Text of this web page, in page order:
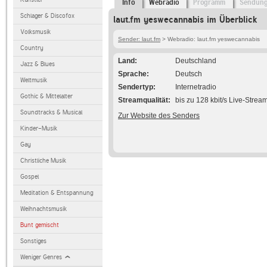
Schlager & Discofox
Volksmusik
Country
Jazz & Blues
Weltmusik
Gothic & Mittelalter
Soundtracks & Musical
Kinder-Musik
Gay
Christliche Musik
Gospel
Meditation & Entspannung
Weihnachtsmusik
Bunt gemischt
Sonstiges
Weniger Genres
Info Webradio Programm
laut.fm yeswecannabis im Überblick
Sender: laut.fm > Webradio: laut.fm yeswecannabis
Land
Deutschland
Sprache
Deutsch
Sendertyp
Internetradio
Streamqualität
bis zu 128 kbit/s Live-
Zur Website des Senders